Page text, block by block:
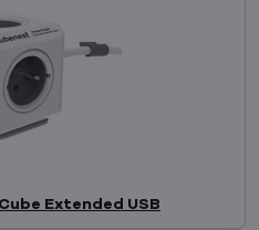
Extended USB